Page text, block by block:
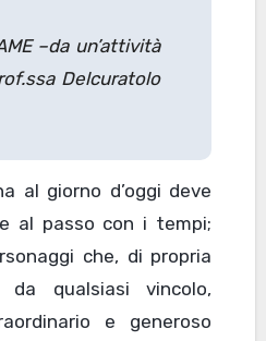
–da un’attività
Delcuratolo
al giorno d’oggi deve
al passo con i tempi;
che, di propria
qualsiasi vincolo,
e generoso